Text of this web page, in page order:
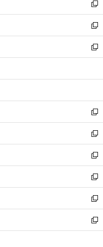
く
で
開
く
ィ
ン
ド
ウ
で
開
い
ウ
ィ
ン
ド
ウ
開
新
し
い
ウ
ィ
ン
ウ
開
く
新
し
い
ウ
ン
ウ
で
開
く
新
し
ウ
ン
ド
ウ
で
開
く
新
し
い
ウ
ィ
ン
ド
ウ
で
開
く
新
し
い
ウ
ィ
ン
ド
ウ
で
開
新
し
い
ウ
ィ
ン
ド
ウ
新
し
い
ウ
ィ
ン
新
し
い
ウ
新
し